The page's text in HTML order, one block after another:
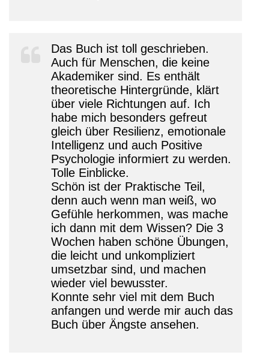
Das Buch ist toll geschrieben.
Auch für Menschen, die keine
Akademiker sind. Es enthält
theoretische Hintergründe, klärt
über viele Richtungen auf. Ich
habe mich besonders gefreut
gleich über Resilienz, emotionale
Intelligenz und auch Positive
Psychologie informiert zu werden.
Tolle Einblicke.
Schön ist der Praktische Teil,
denn auch wenn man weiß, wo
Gefühle herkommen, was mache
ich dann mit dem Wissen? Die 3
Wochen haben schöne Übungen,
die leicht und unkompliziert
umsetzbar sind, und machen
wieder viel bewusster.
Konnte sehr viel mit dem Buch
anfangen und werde mir auch das
Buch über Ängste ansehen.